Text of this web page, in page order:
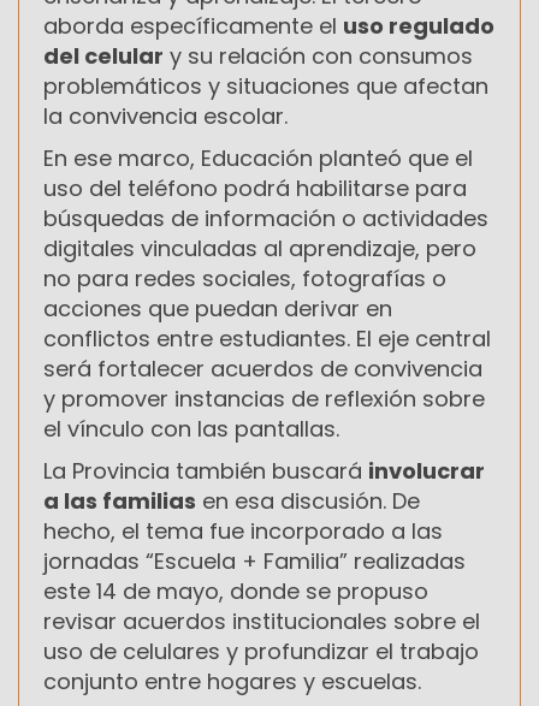
aborda específicamente el uso regulado
del celular y su relación con consumos
problemáticos y situaciones que afectan
la convivencia escolar.
En ese marco, Educación planteó que el
uso del teléfono podrá habilitarse para
búsquedas de información o actividades
digitales vinculadas al aprendizaje, pero
no para redes sociales, fotografías o
acciones que puedan derivar en
conflictos entre estudiantes. El eje central
será fortalecer acuerdos de convivencia
y promover instancias de reflexión sobre
el vínculo con las pantallas.
La Provincia también buscará involucrar
a las familias en esa discusión. De
hecho, el tema fue incorporado a las
jornadas “Escuela + Familia” realizadas
este 14 de mayo, donde se propuso
revisar acuerdos institucionales sobre el
uso de celulares y profundizar el trabajo
conjunto entre hogares y escuelas.